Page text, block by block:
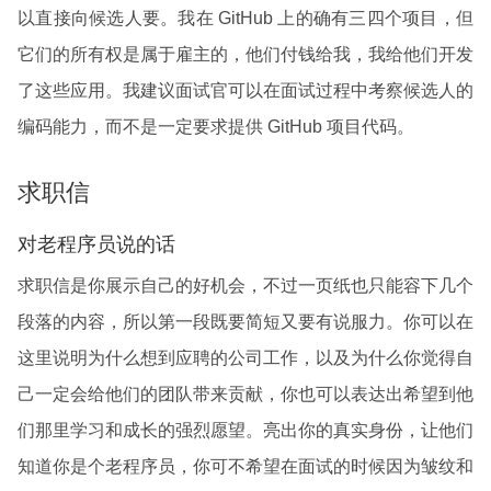
以直接向候选人要。我在 GitHub 上的确有三四个项目，但
它们的所有权是属于雇主的，他们付钱给我，我给他们开发
了这些应用。我建议面试官可以在面试过程中考察候选人的
编码能力，而不是一定要求提供 GitHub 项目代码。
求职信
对老程序员说的话
求职信是你展示自己的好机会，不过一页纸也只能容下几个
段落的内容，所以第一段既要简短又要有说服力。你可以在
这里说明为什么想到应聘的公司工作，以及为什么你觉得自
己一定会给他们的团队带来贡献，你也可以表达出希望到他
们那里学习和成长的强烈愿望。亮出你的真实身份，让他们
知道你是个老程序员，你可不希望在面试的时候因为皱纹和